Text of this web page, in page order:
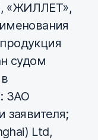
«ЖИЛЛЕТ»,
судом
ЗАО
заявителя;
Ltd,